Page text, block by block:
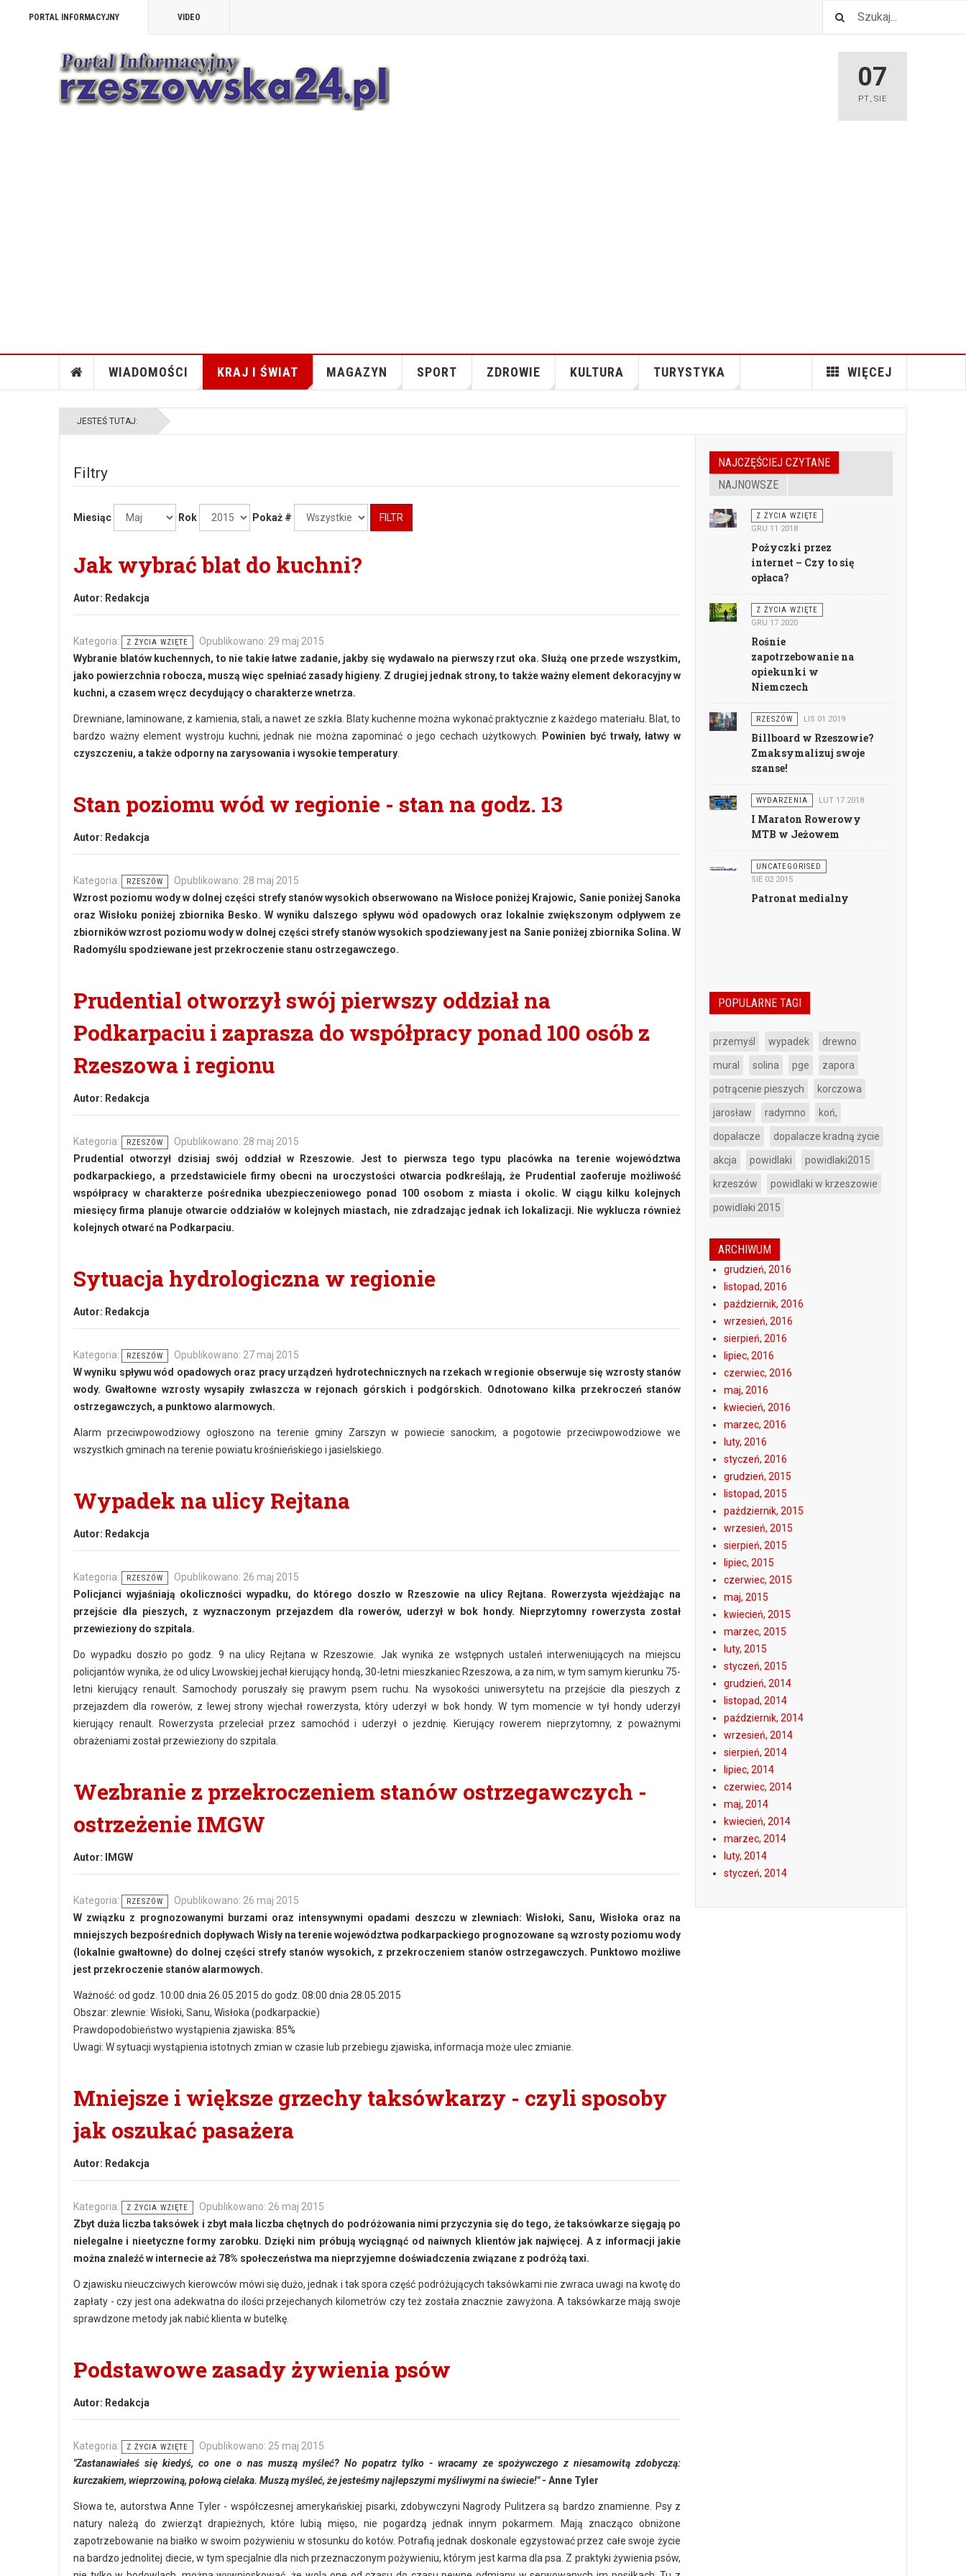
PORTAL INFORMACYJNY VIDEO
07
PT, SIE
WIADOMOŚCI KRAJ I ŚWIAT MAGAZYN SPORT ZDROWIE KULTURA TURYSTYKA WIĘCEJ
JESTEŚ TUTAJ:
Filtry
Miesiąc Rok Pokaż # FILTR
Jak wybrać blat do kuchni?
Autor: Redakcja
Kategoria: Z ŻYCIA WZIĘTE
Opublikowano: 29 maj 2015
Wybranie blatów kuchennych, to nie takie łatwe zadanie, jakby się wydawało na pierwszy rzut oka. Służą one przede wszystkim,
jako powierzchnia robocza, muszą więc spełniać zasady higieny. Z drugiej jednak strony, to także ważny element dekoracyjny w
kuchni, a czasem wręcz decydujący o charakterze wnetrza.
Drewniane, laminowane, z kamienia, stali, a nawet ze szkła. Blaty kuchenne można wykonać praktycznie z każdego materiału. Blat, to
bardzo ważny element wystroju kuchni, jednak nie można zapominać o jego cechach użytkowych.
Powinien być trwały, łatwy w
czyszczeniu, a także odporny na zarysowania i wysokie temperatury
Stan poziomu wód w regionie - stan na godz. 13
Autor: Redakcja
Kategoria: RZESZÓW
Opublikowano: 28 maj 2015
Wzrost poziomu wody w dolnej części strefy stanów wysokich obserwowano na Wisłoce poniżej Krajowic, Sanie poniżej Sanoka
oraz Wisłoku poniżej zbiornika Besko. W wyniku dalszego spływu wód opadowych oraz lokalnie zwiększonym odpływem ze
zbiorników wzrost poziomu wody w dolnej części strefy stanów wysokich spodziewany jest na Sanie poniżej zbiornika Solina. W
Radomyślu spodziewane jest przekroczenie stanu ostrzegawczego.
Prudential otworzył swój pierwszy oddział na
Podkarpaciu i zaprasza do współpracy ponad 100 osób z
Rzeszowa i regionu
Autor: Redakcja
Kategoria: RZESZÓW
Opublikowano: 28 maj 2015
Prudential otworzył dzisiaj swój oddział w Rzeszowie. Jest to pierwsza tego typu placówka na terenie województwa
podkarpackiego, a przedstawiciele firmy obecni na uroczystości otwarcia podkreślają, że Prudential zaoferuje możliwość
współpracy w charakterze pośrednika ubezpieczeniowego ponad 100 osobom z miasta i okolic. W ciągu kilku kolejnych
miesięcy firma planuje otwarcie oddziałów w kolejnych miastach, nie zdradzając jednak ich lokalizacji. Nie wyklucza również
kolejnych otwarć na Podkarpaciu.
Sytuacja hydrologiczna w regionie
Autor: Redakcja
Kategoria: RZESZÓW
Opublikowano: 27 maj 2015
W wyniku spływu wód opadowych oraz pracy urządzeń hydrotechnicznych na rzekach w regionie obserwuje się wzrosty stanów
wody. Gwałtowne wzrosty wysapiły zwłaszcza w rejonach górskich i podgórskich. Odnotowano kilka przekroczeń stanów
ostrzegawczych, a punktowo alarmowych.
Alarm przeciwpowodziowy ogłoszono na terenie gminy Zarszyn w powiecie sanockim, a pogotowie przeciwpowodziowe we
wszystkich gminach na terenie powiatu krośnieńskiego i jasielskiego.
Wypadek na ulicy Rejtana
Autor: Redakcja
Kategoria: RZESZÓW
Opublikowano: 26 maj 2015
Policjanci wyjaśniają okoliczności wypadku, do którego doszło w Rzeszowie na ulicy Rejtana. Rowerzysta wjeżdżając na
przejście dla pieszych, z wyznaczonym przejazdem dla rowerów, uderzył w bok hondy. Nieprzytomny rowerzysta został
przewieziony do szpitala.
Do wypadku doszło po godz. 9 na ulicy Rejtana w Rzeszowie. Jak wynika ze wstępnych ustaleń interweniujących na miejscu
policjantów wynika, że od ulicy Lwowskiej jechał kierujący hondą, 30-letni mieszkaniec Rzeszowa, a za nim, w tym samym kierunku 75-
letni kierujący renault. Samochody poruszały się prawym psem ruchu. Na wysokości uniwersytetu na przejście dla pieszych z
przejazdem dla rowerów, z lewej strony wjechał rowerzysta, który uderzył w bok hondy. W tym momencie w tył hondy uderzył
kierujący renault. Rowerzysta przeleciał przez samochód i uderzył o jezdnię. Kierujący rowerem nieprzytomny, z poważnymi
obrażeniami został przewieziony do szpitala.
Wezbranie z przekroczeniem stanów ostrzegawczych -
ostrzeżenie IMGW
Autor: IMGW
Kategoria: RZESZÓW
Opublikowano: 26 maj 2015
W związku z prognozowanymi burzami oraz intensywnymi opadami deszczu w zlewniach: Wisłoki, Sanu, Wisłoka oraz na
mniejszych bezpośrednich dopływach Wisły na terenie województwa podkarpackiego prognozowane są wzrosty poziomu wody
(lokalnie gwałtowne) do dolnej części strefy stanów wysokich, z przekroczeniem stanów ostrzegawczych. Punktowo możliwe
jest przekroczenie stanów alarmowych.
Ważność: od godz. 10:00 dnia 26.05.2015 do godz. 08:00 dnia 28.05.2015
Obszar: zlewnie: Wisłoki, Sanu, Wisłoka (podkarpackie)
Prawdopodobieństwo wystąpienia zjawiska: 85%
Uwagi: W sytuacji wystąpienia istotnych zmian w czasie lub przebiegu zjawiska, informacja może ulec zmianie.
Mniejsze i większe grzechy taksówkarzy - czyli sposoby
jak oszukać pasażera
Autor: Redakcja
Kategoria: Z ŻYCIA WZIĘTE
Opublikowano: 26 maj 2015
Zbyt duża liczba taksówek i zbyt mała liczba chętnych do podróżowania nimi przyczynia się do tego, że taksówkarze sięgają po
nielegalne i nieetyczne formy zarobku. Dzięki nim próbują wyciągnąć od naiwnych klientów jak najwięcej. A z informacji jakie
można znaleźć w internecie aż 78% społeczeństwa ma nieprzyjemne doświadczenia związane z podróżą taxi.
O zjawisku nieuczciwych kierowców mówi się dużo, jednak i tak spora część podróżujących taksówkami nie zwraca uwagi na kwotę do
zapłaty - czy jest ona adekwatna do ilości przejechanych kilometrów czy też została znacznie zawyżona. A taksówkarze mają swoje
sprawdzone metody jak nabić klienta w butelkę.
Podstawowe zasady żywienia psów
Autor: Redakcja
Kategoria: Z ŻYCIA WZIĘTE
Opublikowano: 25 maj 2015
"Zastanawiałeś się kiedyś, co one o nas muszą myśleć? No popatrz tylko - wracamy ze spożywczego z niesamowitą zdobyczą:
kurczakiem, wieprzowiną, połową cielaka. Muszą myśleć, że jesteśmy najlepszymi myśliwymi na świecie!"- Anne Tyler
Słowa te, autorstwa Anne Tyler - współczesnej amerykańskiej pisarki, zdobywczyni Nagrody Pulitzera są bardzo znamienne. Psy z
natury należą do zwierząt drapieżnych, które lubią mięso, nie pogardzą jednak innym pokarmem. Mają znacząco obniżone
zapotrzebowanie na białko w swoim pożywieniu w stosunku do kotów. Potrafią jednak doskonale egzystować przez całe swoje życie
na bardzo jednolitej diecie, w tym specjalnie dla nich przeznaczonym pożywieniu, którym jest karma dla psa. Z praktyki żywienia psów,
NAJCZĘŚCIEJ CZYTANE
NAJNOWSZE
Z ŻYCIA WZIĘTE
GRU 11 2018
Pożyczki przez
internet – Czy to się
opłaca?
Z ŻYCIA WZIĘTE
GRU 17 2020
Rośnie
zapotrzebowanie na
opiekunki w
Niemczech
RZESZÓW LIS 01 2019
Billboard w Rzeszowie?
Zmaksymalizuj swoje
szanse!
WYDARZENIA LUT 17 2018
I Maraton Rowerowy
MTB w Jeżowem
UNCATEGORISED
SIE 02 2015
Patronat medialny
POPULARNE TAGI
przemyśl wypadek drewno
mural solina pge zapora
potrącenie pieszych korczowa
jarosław radymno koń,
dopalacze dopalacze kradną życie
akcja powidlaki powidlaki2015
krzeszów powidlaki w krzeszowie
powidlaki 2015
ARCHIWUM
grudzień, 2016
listopad, 2016
październik, 2016
wrzesień, 2016
sierpień, 2016
lipiec, 2016
czerwiec, 2016
maj, 2016
kwiecień, 2016
marzec, 2016
luty, 2016
styczeń, 2016
grudzień, 2015
listopad, 2015
październik, 2015
wrzesień, 2015
sierpień, 2015
lipiec, 2015
czerwiec, 2015
maj, 2015
kwiecień, 2015
marzec, 2015
luty, 2015
styczeń, 2015
grudzień, 2014
listopad, 2014
październik, 2014
wrzesień, 2014
sierpień, 2014
lipiec, 2014
czerwiec, 2014
maj, 2014
kwiecień, 2014
marzec, 2014
luty, 2014
styczeń, 2014